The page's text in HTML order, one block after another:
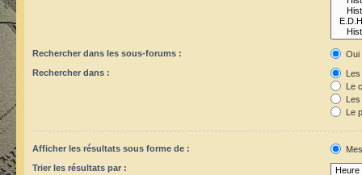
Rechercher dans les sous-forums :
Oui
Rechercher dans :
Le
Le
Afficher les résultats sous forme de :
Trier les résultats par :